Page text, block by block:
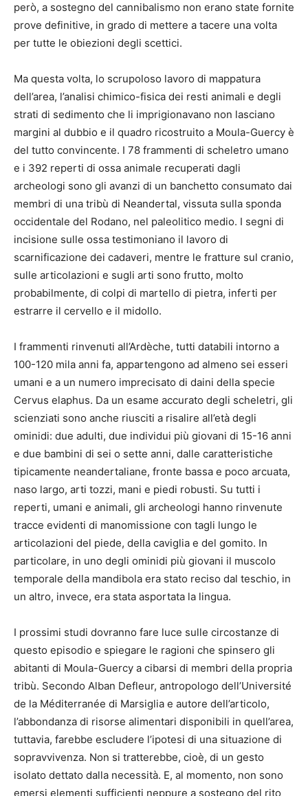
però, a sostegno del cannibalismo non erano state fornite
prove definitive, in grado di mettere a tacere una volta
per tutte le obiezioni degli scettici.
Ma questa volta, lo scrupoloso lavoro di mappatura
dell’area, l’analisi chimico-fisica dei resti animali e degli
strati di sedimento che li imprigionavano non lasciano
margini al dubbio e il quadro ricostruito a Moula-Guercy è
del tutto convincente. I 78 frammenti di scheletro umano
e i 392 reperti di ossa animale recuperati dagli
archeologi sono gli avanzi di un banchetto consumato dai
membri di una tribù di Neandertal, vissuta sulla sponda
occidentale del Rodano, nel paleolitico medio. I segni di
incisione sulle ossa testimoniano il lavoro di
scarnificazione dei cadaveri, mentre le fratture sul cranio,
sulle articolazioni e sugli arti sono frutto, molto
probabilmente, di colpi di martello di pietra, inferti per
estrarre il cervello e il midollo.
I frammenti rinvenuti all’Ardèche, tutti databili intorno a
100-120 mila anni fa, appartengono ad almeno sei esseri
umani e a un numero imprecisato di daini della specie
Cervus elaphus. Da un esame accurato degli scheletri, gli
scienziati sono anche riusciti a risalire all’età degli
ominidi: due adulti, due individui più giovani di 15-16 anni
e due bambini di sei o sette anni, dalle caratteristiche
tipicamente neandertaliane, fronte bassa e poco arcuata,
naso largo, arti tozzi, mani e piedi robusti. Su tutti i
reperti, umani e animali, gli archeologi hanno rinvenute
tracce evidenti di manomissione con tagli lungo le
articolazioni del piede, della caviglia e del gomito. In
particolare, in uno degli ominidi più giovani il muscolo
temporale della mandibola era stato reciso dal teschio, in
un altro, invece, era stata asportata la lingua.
I prossimi studi dovranno fare luce sulle circostanze di
questo episodio e spiegare le ragioni che spinsero gli
abitanti di Moula-Guercy a cibarsi di membri della propria
tribù. Secondo Alban Defleur, antropologo dell’Université
de la Méditerranée di Marsiglia e autore dell’articolo,
l’abbondanza di risorse alimentari disponibili in quell’area,
tuttavia, farebbe escludere l’ipotesi di una situazione di
sopravvivenza. Non si tratterebbe, cioè, di un gesto
isolato dettato dalla necessità. E, al momento, non sono
emersi elementi sufficienti neppure a sostegno del rito